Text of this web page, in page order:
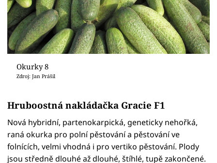
Okurky 8
Zdroj: Jan Prášil
Hruboostná nakládačka Gracie F1
Nová hybridní, partenokarpická, geneticky nehořká,
raná okurka pro polní pěstování a pěstování ve
folnících, velmi vhodná i pro vertiko pěstování. Plody
jsou středně dlouhé až dlouhé, štíhlé, tupě zakončené.